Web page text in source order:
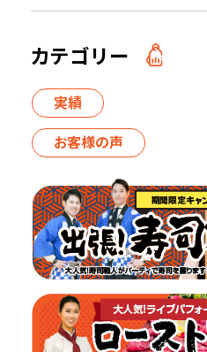
カテゴリー
実績
お客様の声